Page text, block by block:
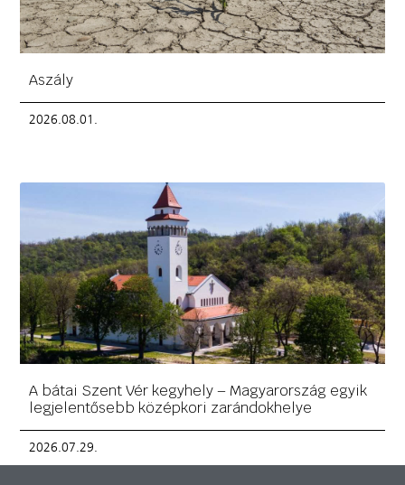
Aszály
2026.08.01.
A bátai Szent Vér kegyhely – Magyarország egyik
legjelentősebb középkori zarándokhelye
2026.07.29.